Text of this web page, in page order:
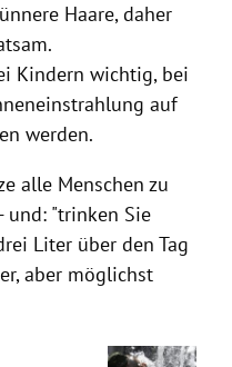
Haare, daher
Kindern wichtig, bei
auf
werden.
alle Menschen zu
und: "trinken Sie
Liter über den Tag
aber möglichst